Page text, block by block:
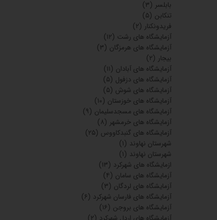
مراکز تصویربرداری کرج
مراکز تصویربرداری شیراز
مراکز تصویربرداری اصفهان
مراکز درمانی ماهشهر (۱)
مراکز درمانی قشم (۱)
مراکز درمانی چابهار
آزمایشگاه های گیلان (۶)
آزمایشگاه های شهریار (۲)
آزمایشگاه های اسلام شهر (۳)
هزینه انجام آزمایشات مختلف (۲)
آزمایشگاه های مرودشت
(۱۸)
آزمایشگاه های کنگان (۱۰)
آزمایشگاه های ورامین (۶)
اندیشه (۲)
اندیشه (۴)
اسلامشهر (۲)
آزمایشگاه های آمل (۷)
بابلسر (۳)
تنکابن (۵)
فریدونکنار (۲)